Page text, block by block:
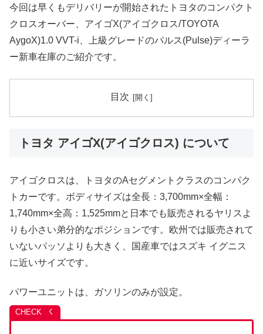
今回は早くもデリバリーが開始されたトヨタのコンパクト
クロスオーバー、アイゴX(アイゴクロス/TOYOTA
AygoX)1.0 VVT-i、上級グレードのパルス(Pulse)ディーラ
ー新車在庫のご紹介です。
目次
トヨタ アイゴX(アイゴクロス) について
アイゴクロスは、トヨタのAセグメントクラスのコンパク
トカーです。ボディサイズは全長：3,700mm×全幅：
1,740mm×全高：1,525mmと日本でも販売されるヤリスよ
りも小さい弟分的なポジションです。欧州では販売されて
いないパッソよりも大きく、国産車ではスズキ イグニス
に近いサイズです。
パワーユニットは、ガソリンのみが設定。